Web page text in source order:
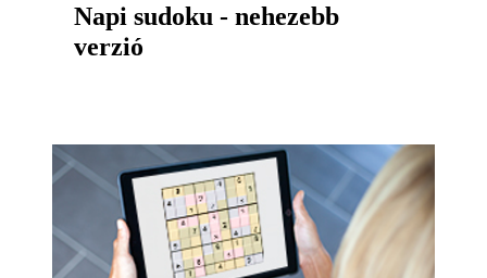
Napi sudoku - nehezebb
verzió